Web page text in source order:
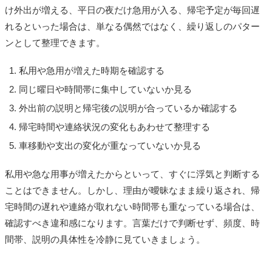
け外出が増える、平日の夜だけ急用が入る、帰宅予定が毎回遅
れるといった場合は、単なる偶然ではなく、繰り返しのパター
ンとして整理できます。
私用や急用が増えた時期を確認する
同じ曜日や時間帯に集中していないか見る
外出前の説明と帰宅後の説明が合っているか確認する
帰宅時間や連絡状況の変化もあわせて整理する
車移動や支出の変化が重なっていないか見る
私用や急な用事が増えたからといって、すぐに浮気と判断する
ことはできません。しかし、理由が曖昧なまま繰り返され、帰
宅時間の遅れや連絡が取れない時間帯も重なっている場合は、
確認すべき違和感になります。言葉だけで判断せず、頻度、時
間帯、説明の具体性を冷静に見ていきましょう。